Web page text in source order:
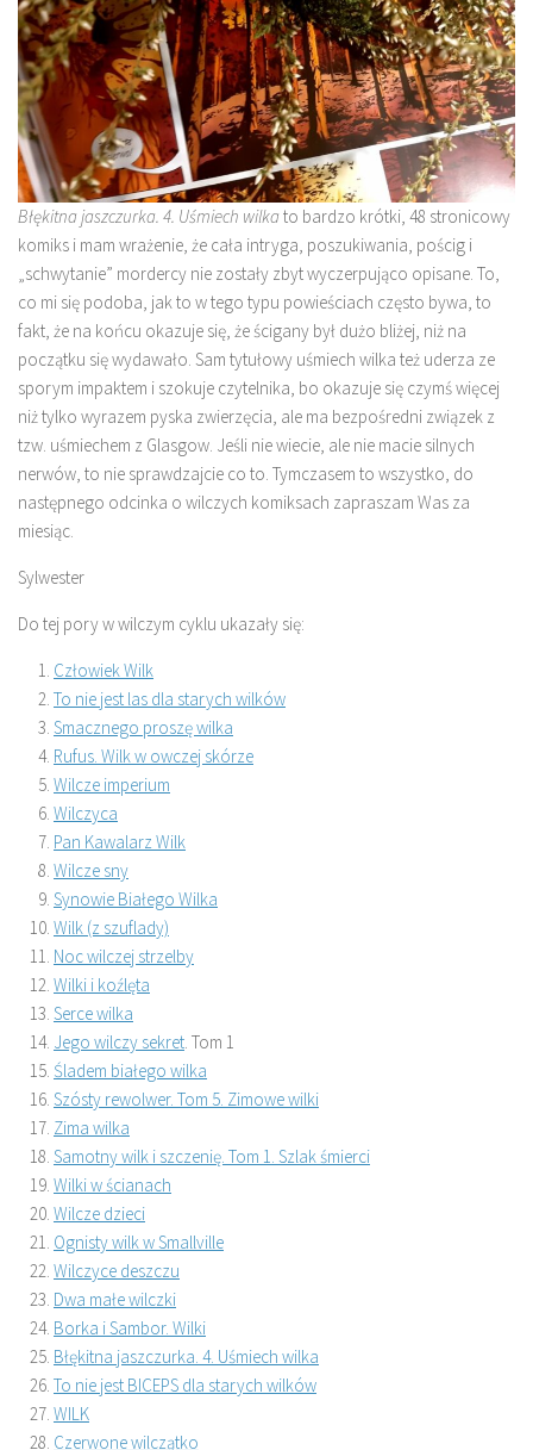
Błękitna jaszczurka. 4. Uśmiech wilkato bardzo krótki, 48 stronicowy
komiks i mam wrażenie, że cała intryga, poszukiwania, pościg i
„schwytanie” mordercy nie zostały zbyt wyczerpująco opisane. To,
co mi się podoba, jak to w tego typu powieściach często bywa, to
fakt, że na końcu okazuje się, że ścigany był dużo bliżej, niż na
początku się wydawało. Sam tytułowy uśmiech wilka też uderza ze
sporym impaktem i szokuje czytelnika, bo okazuje się czymś więcej
niż tylko wyrazem pyska zwierzęcia, ale ma bezpośredni związek z
tzw. uśmiechem z Glasgow. Jeśli nie wiecie, ale nie macie silnych
nerwów, to nie sprawdzajcie co to. Tymczasem to wszystko, do
następnego odcinka o wilczych komiksach zapraszam Was za
miesiąc.
Sylwester
Do tej pory w wilczym cyklu ukazały się:
Człowiek Wilk
To nie jest las dla starych wilków
Smacznego proszę wilka
Rufus. Wilk w owczej skórze
Wilcze imperium
Wilczyca
Pan Kawalarz Wilk
Wilcze sny
Synowie Białego Wilka
Wilk (z szuflady)
Noc wilczej strzelby
Wilki i koźlęta
Serce wilka
Jego wilczy sekret . Tom 1
Śladem białego wilka
Szósty rewolwer. Tom 5. Zimowe wilki
Zima wilka
Samotny wilk i szczenię. Tom 1. Szlak śmierci
Wilki w ścianach
Wilcze dzieci
Ognisty wilk w Smallville
Wilczyce deszczu
Dwa małe wilczki
Borka i Sambor. Wilki
Błękitna jaszczurka. 4. Uśmiech wilka
To nie jest BICEPS dla starych wilków
WILK
Czerwone wilczątko